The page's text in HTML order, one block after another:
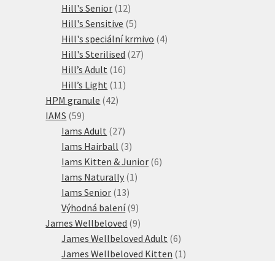
Hill's Senior 1212
produktů
Hill's Sensitive 55
produktů
Hill's speciální krmivo 44
Hill's Sterilised 2727
Hill’s Adult 1616
produktů
Hill’s Light 11 11
HPM granule 4242
IAMS 5959
produktů
Iams Adult 2727
produktů
Iams Hairball 33
produkty
Iams Kitten & Junior 66
Iams Naturally 1 1
Iams Senior 1313
produktů
Výhodná balení 99
produktů
James Wellbeloved 99
produktů
James Wellbeloved Adult 66
produktů
James Wellbeloved Kitten 1 1